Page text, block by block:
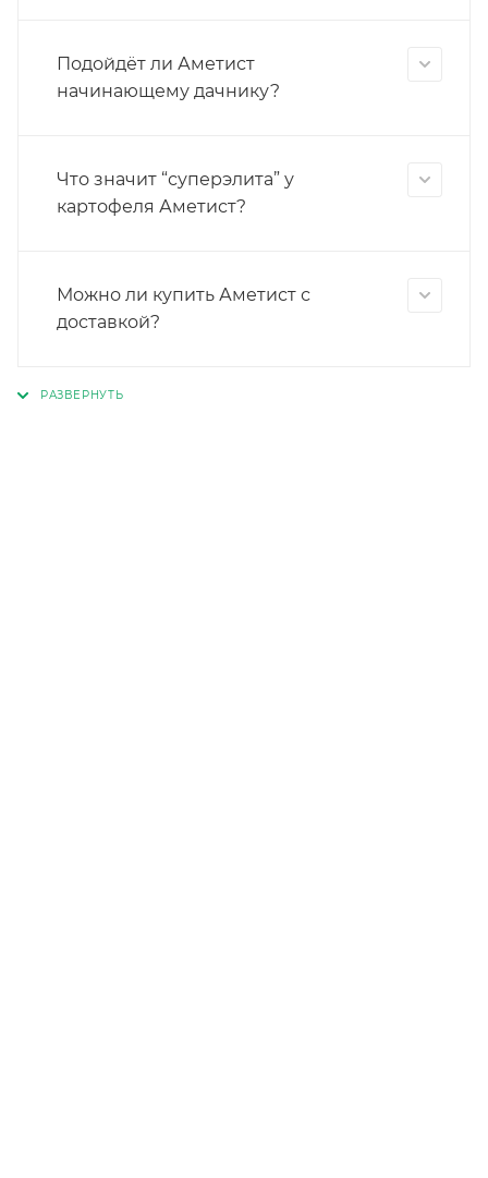
Подойдёт ли Аметист
начинающему дачнику?
Что значит “суперэлита” у
картофеля Аметист?
Можно ли купить Аметист с
доставкой?